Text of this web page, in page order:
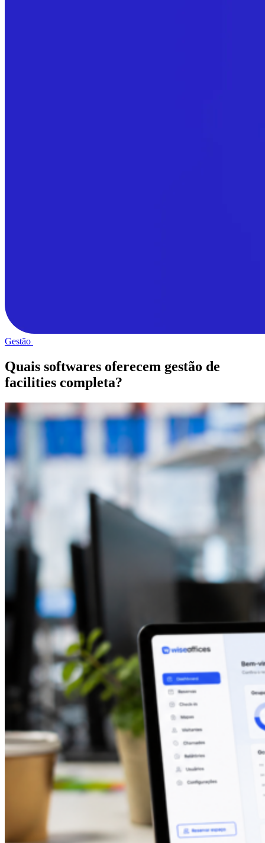
Gestão
Quais softwares oferecem gestão de
facilities completa?